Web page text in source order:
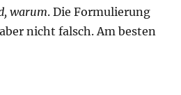
warum. Die Formulierung
nicht falsch. Am besten